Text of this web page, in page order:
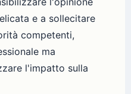
e a sollecitare
competenti,
ma
l'impatto sulla